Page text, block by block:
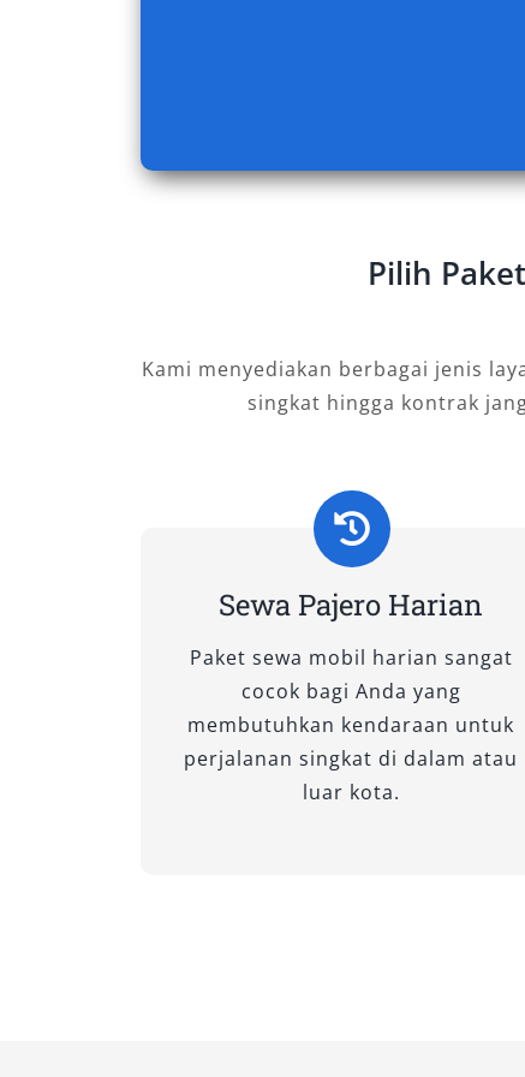
Pilihan premium bagi pecinta
dioperasikan, varian ini pas untuk
Cocok bagi eksekutif atau tim kerja
B. Tipe 4×2 WD – Nyaman
1. Pajero Exceed AT 4×2
bakar yang lebih baik dibanding tipe
keluarga, tamu bisnis, atau wisata
melewati jalur ekstrem.
2. Pajero Dakar AT 4×2
Menggabungkan desain sporty dan
perjalanan antar kota dengan
membuatnya nyaman di jalan tol
yang ingin mobil Pajero Cianjur
Pilih
Kami menyediakan berbagai jenis
singkat hingga kontrak
Sewa Pajero Harian
Paket sewa mobil harian sangat
cocok bagi Anda yang
membutuhkan kendaraan untuk
perjalanan singkat di dalam atau
luar kota.